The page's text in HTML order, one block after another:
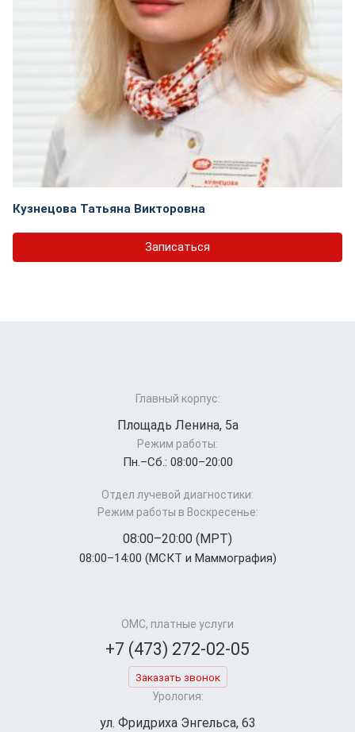
Кузнецова Татьяна Викторовна
Записаться
Главный корпус:
Площадь Ленина, 5а
Режим работы:
Пн.–Cб.: 08:00–20:00
Отдел лучевой диагностики:
Режим работы в Воскресенье:
08:00–20:00 (МРТ)
08:00–14:00 (МСКТ и Маммография)
ОМС, платные услуги
+7 (473) 272-02-05
Заказать звонок
Урология:
ул. Фридриха Энгельса, 63